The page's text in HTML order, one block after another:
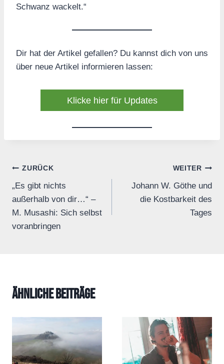
Schwanz wackelt.“
Dir hat der Artikel gefallen? Du kannst dich von uns
über neue Artikel informieren lassen:
Klicke hier für Updates
Beitrags-
Navigation
ZURÜCK
„Es gibt nichts
außerhalb von dir…“ –
M. Musashi: Sich selbst
voranbringen
WEITER
Johann W. Göthe und
die Kostbarkeit des
Tages
Ähnliche Beiträge